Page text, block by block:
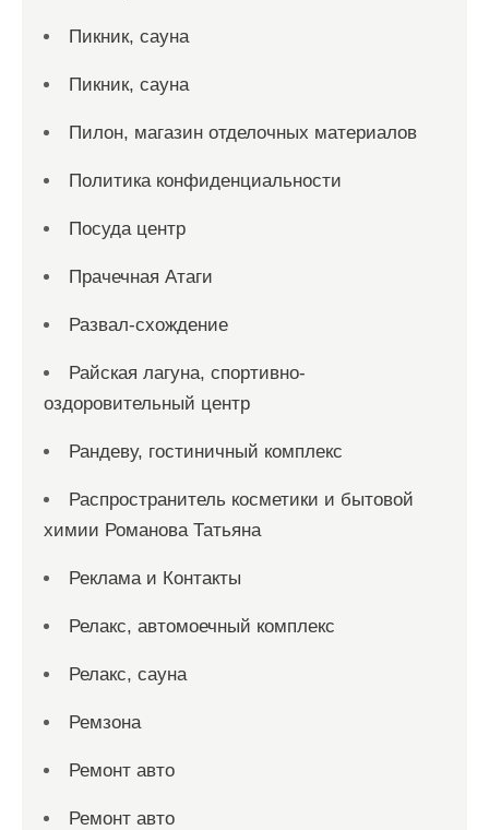
Пикник, сауна
Пикник, сауна
Пилон, магазин отделочных материалов
Политика конфиденциальности
Посуда центр
Прачечная Атаги
Развал-схождение
Райская лагуна, спортивно-
оздоровительный центр
Рандеву, гостиничный комплекс
Распространитель косметики и бытовой
химии Романова Татьяна
Реклама и Контакты
Релакс, автомоечный комплекс
Релакс, сауна
Ремзона
Ремонт авто
Ремонт авто